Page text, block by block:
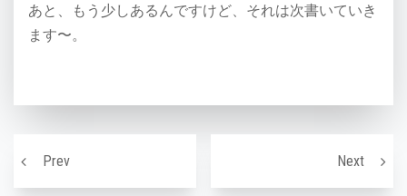
あと、もう少しあるんですけど、それは次書いていき
ます〜。
Prev
妊娠中のお客様の施術/大阪市福島区エステサロン
Next当日